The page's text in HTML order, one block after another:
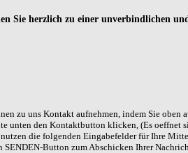
Sie herzlich zu einer unverbindlichen
zu uns Kontakt aufnehmen, indem Sie oben
unten den Kontaktbutton klicken, (Es oeffnet
die folgenden Eingabefelder für Ihre
SENDEN-Button zum Abschicken Ihrer